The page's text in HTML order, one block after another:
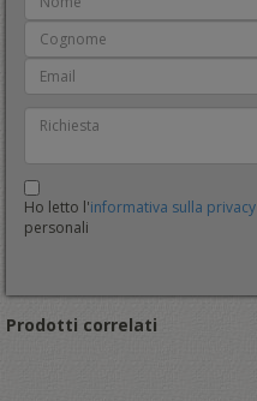
Ho letto l'informativa sulla privacy
personali
Prodotti correlati